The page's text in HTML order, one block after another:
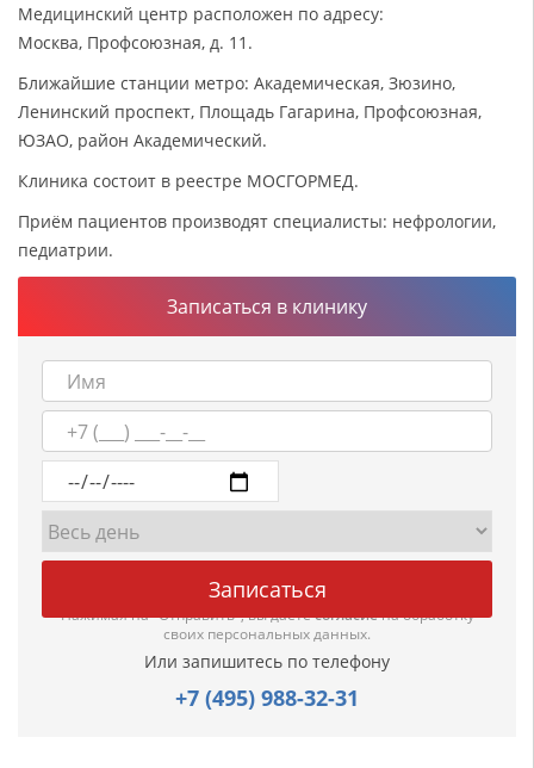
Медицинский центр расположен по адресу:
Москва, Профсоюзная, д. 11.
Ближайшие станции метро: Академическая, Зюзино,
Ленинский проспект, Площадь Гагарина, Профсоюзная,
ЮЗАО, район Академический.
Клиника состоит в реестре МОСГОРМЕД.
Приём пациентов производят специалисты: нефрологии,
педиатрии.
Записаться в клинику
Нажимая на "Отправить", вы даетесогласиена обработку
своих персональных данных.
Или запишитесь по телефону
+7 (495) 988-32-31